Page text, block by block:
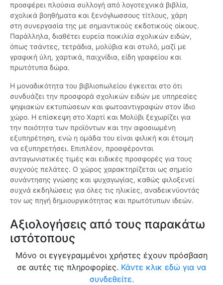
προσφέρει πλούσια συλλογή από λογοτεχνικά βιβλία,
σχολικά βοηθήματα και ξενόγλωσσους τίτλους, χάρη
στη συνεργασία της με σημαντικούς εκδοτικούς οίκους.
Παράλληλα, διαθέτει ευρεία ποικιλία σχολικών ειδών,
όπως τσάντες, τετράδια, μολύβια και στυλό, μαζί με
γραφική ύλη, χαρτικά, παιχνίδια, είδη γραφείου και
πρωτότυπα δώρα.
Η μοναδικότητα του βιβλιοπωλείου έγκειται στο ότι
συνδυάζει την προσφορά σχολικών ειδών με υπηρεσίες
ψηφιακών εκτυπώσεων και φωτοαντιγραφών στον ίδιο
χώρο. Η επίσκεψη στο Χαρτί και Μολύβι ξεχωρίζει για
την ποιότητα των προϊόντων και την αφοσιωμένη
εξυπηρέτηση, ενώ η ομάδα του είναι φιλική και έτοιμη
να εξυπηρετήσει. Επιπλέον, προσφέρονται
ανταγωνιστικές τιμές και ειδικές προσφορές για τους
συχνούς πελάτες. Ο χώρος χαρακτηρίζεται ως σημείο
συνάντησης γνώσης και ψυχαγωγίας, καθώς φιλοξενεί
συχνά εκδηλώσεις για όλες τις ηλικίες, αναδεικνύοντάς
τον ως πηγή δημιουργικότητας και πρωτότυπων ιδεών.
Αξιολογήσεις από τους παρακάτω
ιστότοπους
Μόνο οι εγγεγραμμένοι χρήστες έχουν πρόσβαση
σε αυτές τις πληροφορίες. Κάντε κλικ εδώ για να
συνδεθείτε.